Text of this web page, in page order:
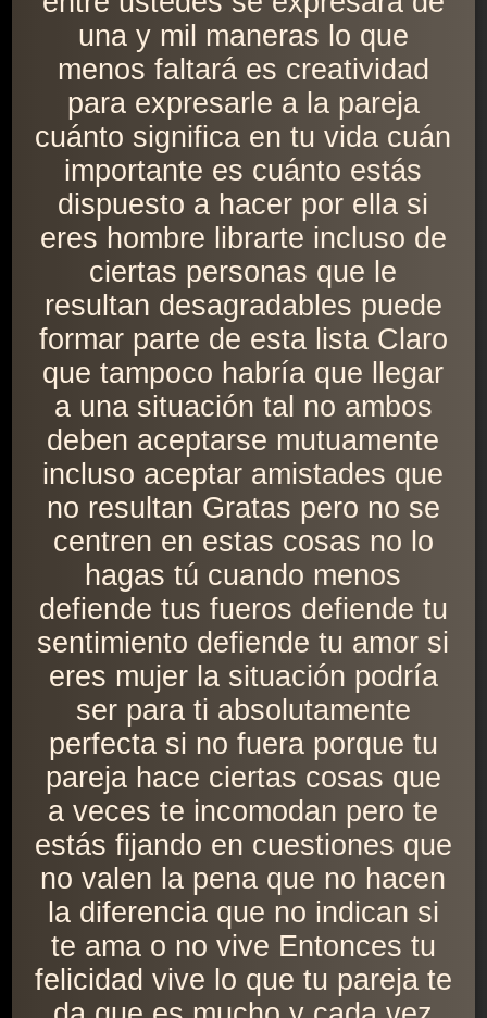
una y mil maneras lo que
menos faltará es creatividad
para expresarle a la pareja
cuánto significa en tu vida cuán
importante es cuánto estás
dispuesto a hacer por ella si
eres hombre librarte incluso de
ciertas personas que le
resultan desagradables puede
formar parte de esta lista Claro
que tampoco habría que llegar
a una situación tal no ambos
deben aceptarse mutuamente
incluso aceptar amistades que
no resultan Gratas pero no se
centren en estas cosas no lo
hagas tú cuando menos
defiende tus fueros defiende tu
sentimiento defiende tu amor si
eres mujer la situación podría
ser para ti absolutamente
perfecta si no fuera porque tu
pareja hace ciertas cosas que
a veces te incomodan pero te
estás fijando en cuestiones que
no valen la pena que no hacen
la diferencia que no indican si
te ama o no vive Entonces tu
felicidad vive lo que tu pareja te